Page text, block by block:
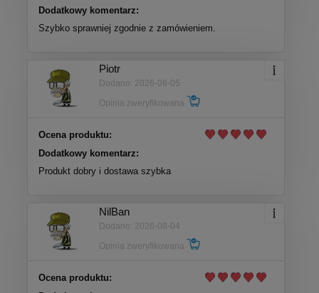
Dodatkowy komentarz:
Szybko sprawniej zgodnie z zamówieniem.
Piotr
Dodano: 2026-08-05
Opinia zweryfikowana
Ocena produktu:
Dodatkowy komentarz:
Produkt dobry i dostawa szybka
NilBan
Dodano: 2026-08-04
Opinia zweryfikowana
Ocena produktu: